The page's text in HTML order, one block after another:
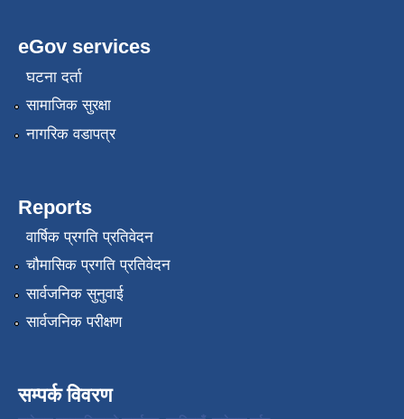
eGov services
घटना दर्ता
सामाजिक सुरक्षा
नागरिक वडापत्र
Reports
वार्षिक प्रगति प्रतिवेदन
चौमासिक प्रगति प्रतिवेदन
सार्वजनिक सुनुवाई
सार्वजनिक परीक्षण
सम्पर्क विवरण